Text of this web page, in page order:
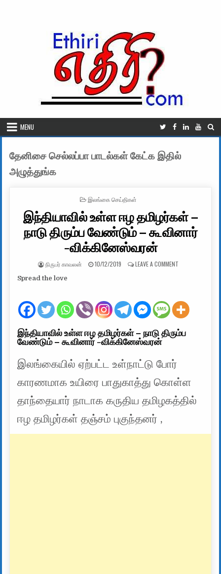
MENU
தேனிசை செல்லப்பா பாடல்கள் கேட்க இதில்
அழுத்துங்க
POSTED IN
இலங்கை செய்திகள்
இந்தியாவில் உள்ள ஈழ தமிழர்கள் –
நாடு திரும்ப வேண்டும் – கூவினார்
-விக்கினேஸ்வரன்
AUTHOR:
நிருபர் காவலன் PUBLISHED DATE:
10/12/2019 LEAVE A COMMENTON இந்தியாவில்
Spread the love
இந்தியாவில் உள்ள ஈழ தமிழர்கள் – நாடு திரும்ப
வேண்டும் – கூவினார் -விக்கினேஸ்வரன்
இலங்கையில் ஏற்பட்ட உள்நாட்டு போர்
காரணமாக உயிரை பாதுகாத்து கொள்ள
தாந்தையார் நாடாக கருதிய தமிழகத்தில்
ஈழ தமிழர்கள் தஞ்சம் புகுந்தனர் ,